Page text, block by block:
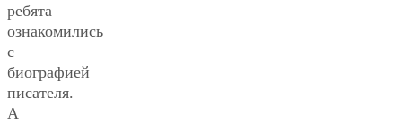
ребята
ознакомились
с
биографией
писателя.
А